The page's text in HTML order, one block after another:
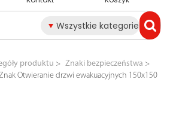
Wszystkie kategorie
produktu
Znaki bezpieczeństwa
Otwieranie drzwi ewakuacyjnych 150x150